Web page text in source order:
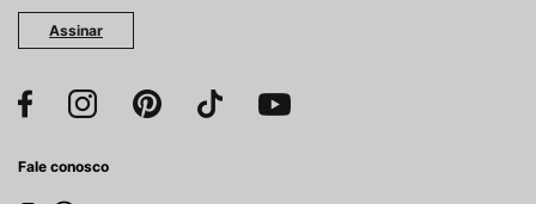
Assinar
Fale conosco